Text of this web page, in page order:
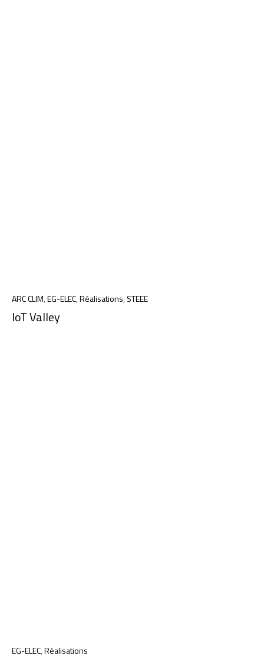
ARC CLIM,EG-ELEC,Réalisations, STEEE
IoT Valley
EG-ELEC,Réalisations